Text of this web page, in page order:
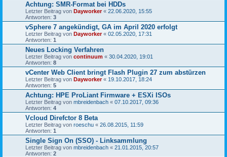
Achtung: SMR-Format bei HDDs
Letzter Beitrag von Dayworker« 22.06.2020, 15:55
Antworten: 3
vSphere 7 angekündigt, GA im April 2020 erfolgt
Letzter Beitrag von Dayworker« 02.05.2020, 17:31
Antworten: 1
Neues Locking Verfahren
Letzter Beitrag von continuum « 30.04.2020, 19:01
Antworten: 8
vCenter Web Client bringt Flash Plugin 27 zum abstürzen
Letzter Beitrag von Dayworker« 19.10.2017, 18:24
Antworten: 5
Achtung: HPE ProLiant Firmware + ESXi ISOs
Letzter Beitrag von mbreidenbach « 07.10.2017, 09:36
Antworten: 4
Vcloud Direfctor 8 Beta
Letzter Beitrag von roeschu « 26.08.2015, 11:59
Antworten: 1
Single Sign On (SSO) - Linksammlung
Letzter Beitrag von mbreidenbach « 21.01.2015, 20:57
Antworten: 2